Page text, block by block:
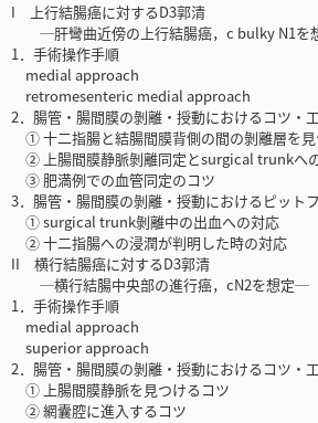
I 上行結腸癌に対するD3郭清
─肝彎曲近傍の上行結腸癌，c bulky N1を
1．手術操作手順
medial approach
retromesenteric medial approach
2．腸管・腸間膜の剝離・授動におけるコツ・
① 十二指腸と結腸間膜背側の間の剝離層を見
② 上腸間膜静脈剝離同定とsurgical trunkへ
③ 肥満例での血管同定のコツ
3．腸管・腸間膜の剝離・授動におけるピット
① surgical trunk剝離中の出血への対応
② 十二指腸への浸潤が判明した時の対応
II 横行結腸癌に対するD3郭清
─横行結腸中央部の進行癌，cN2を想定─
1．手術操作手順
medial approach
superior approach
2．腸管・腸間膜の剝離・授動におけるコツ・
① 上腸間膜静脈を見つけるコツ
② 網囊腔に進入するコツ